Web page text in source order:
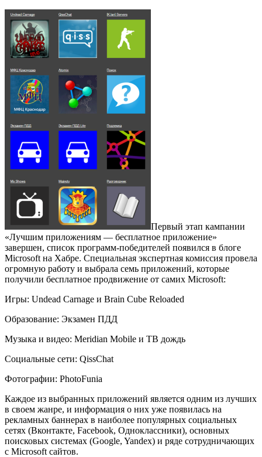
Первый этап кампании
«Лучшим приложениям — бесплатное приложение»
завершен, список программ-победителей появился в блоге
Microsoft на Хабре. Специальная экспертная комиссия провела
огромную работу и выбрала семь приложений, которые
получили бесплатное продвижение от самих Microsoft:
Игры: Undead Carnage и Brain Cube Reloaded
Образование: Экзамен ПДД
Музыка и видео: Meridian Mobile и ТВ дождь
Cоциальные сети: QissChat
Фотографии: PhotoFunia
Каждое из выбранных приложений является одним из лучших
в своем жанре, и информация о них уже появилась на
рекламных баннерах в наиболее популярных социальных
сетях (Вконтакте, Facebook, Одноклассники), основных
поисковых системах (Google, Yandex) и ряде сотрудничающих
с Microsoft сайтов.